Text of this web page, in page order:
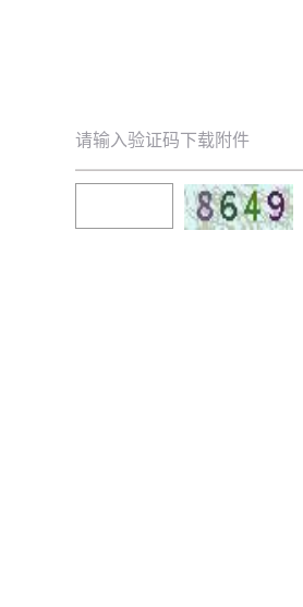
请输入验证码下载附件